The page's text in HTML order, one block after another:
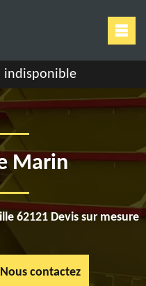
indisponible
Marin
62121 Devis sur mesure
Nous contactez